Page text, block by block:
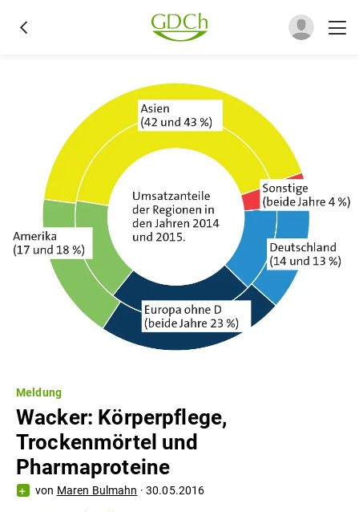
Meldung
Wacker: Körperpflege,
Trockenmörtel und
Pharmaproteine
von Maren Bulmahn ·30.05.2016